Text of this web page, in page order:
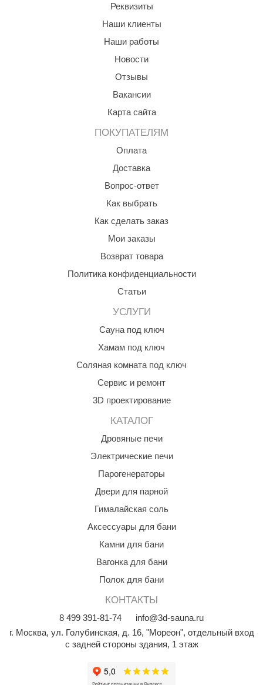
Реквизиты
Наши клиенты
Наши работы
Новости
Отзывы
Вакансии
Карта сайта
ПОКУПАТЕЛЯМ
Оплата
Доставка
Вопрос-ответ
Как выбрать
Как сделать заказ
Мои заказы
Возврат товара
Политика конфиденциальности
Статьи
УСЛУГИ
Сауна под ключ
Хамам под ключ
Соляная комната под ключ
Сервис и ремонт
3D проектирование
КАТАЛОГ
Дровяные печи
Электрические печи
Парогенераторы
Двери для парной
Гималайская соль
Аксессуары для бани
Камни для бани
Вагонка для бани
Полок для бани
КОНТАКТЫ
8 499 391-81-74
info@3d-sauna.ru
г. Москва, ул. Голубинская, д. 16, "Мореон", отдельный вход
с задней стороны здания, 1 этаж